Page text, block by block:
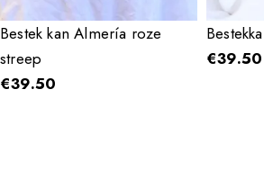
Bestek kan Almería roze
streep
€39.50
€39.50